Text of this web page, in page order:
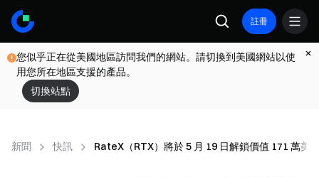
註冊
您似乎正在從美國地區訪問我們的網站。請切換到美國網站以使
用您所在地區支援的產品。
切換站點
新聞 快訊 RateX（RTX）將於 5 月 19 日解鎖價值 171 萬美